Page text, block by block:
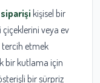
kişisel bir
veya ev
tercih etmek
bir kutlama için
bir sürpriz